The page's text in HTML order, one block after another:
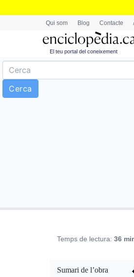
Qui som Blog Contacte
El teu portal del coneixement
Temps de lectura: 36
Sumari de l’obra